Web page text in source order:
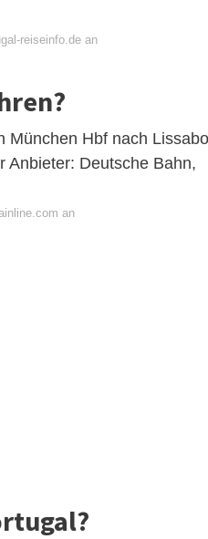
reiseinfo.de an
München Hbf nach
Anbieter: Deutsche Bahn,
an